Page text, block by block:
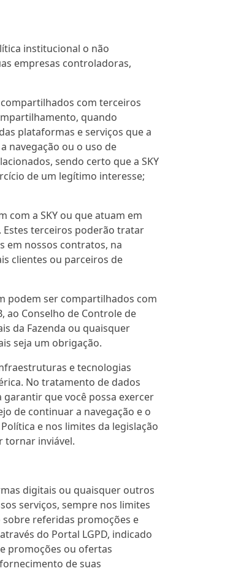
institucional o não
empresas controladoras,
com terceiros
quando
plataformas e serviços que a
navegação ou o uso de
sendo certo que a SKY
de um legítimo interesse;
com a SKY ou que atuam em
Estes terceiros poderão tratar
em nossos contratos, na
clientes ou parceiros de
podem ser compartilhados com
ao Conselho de Controle de
da Fazenda ou quaisquer
seja um obrigação.
e tecnologias
No tratamento de dados
que você possa exercer
de continuar a navegação e o
e nos limites da legislação
tornar inviável.
digitais ou quaisquer outros
serviços, sempre nos limites
sobre referidas promoções e
do Portal LGPD, indicado
promoções ou ofertas
de suas